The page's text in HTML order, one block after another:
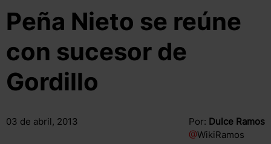
Peña Nieto se reúne
con sucesor de
Gordillo
03 de abril, 2013 Por: Dulce Ramos
@WikiRamos